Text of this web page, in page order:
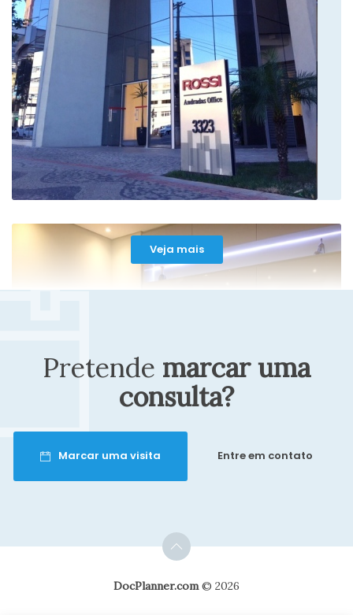
Paciente
Atencioso e explorou bem os dados de
meu problema, agora é aguardar o
resultado dos exames
Paciente
com o paciente. Minha experiência tem
sido ótima!
Excelente atendimento , muito atencioso
, com explicações bem detalhadas.
Veja mais
Pretende marcar uma
consulta?
Marcar uma visita Entre em contato
DocPlanner.com© 2026